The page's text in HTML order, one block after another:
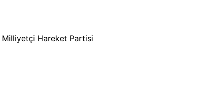
Milliyetçi Hareket Partisi